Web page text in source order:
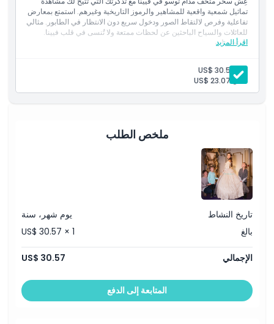
سياسة الأطفال والبالغين
ما يجب معرفته
سياسة الإلغاء
تماثيل شمعية واقعية للمشاهير والرموز التاريخية وغيرهم. استمتع بمعارض
تفاعلية وفرص لالتقاط الصور ودخول سريع دون الانتظار في الطابور. مثالي
للعائلات والسياح الباحثين عن لحظات ممتعة ولا تُنسى في قلب فيينا.
اقرأ المزيد
المتضمنات
الوصول إلى تماثيل شمعية شبيهة بالحياة لمشاهير عالميين
وشخصيات تاريخية وأساطير الموسيقى ورموز ثقافية
فرص تصوير تفاعلية في مناطق ذات طابع خاص
بالغ:
US$ 30.57
طفل: US$ 23.07
ملخص الطلب
تاريخ النشاط
يوم شهر، سنة
بالغ
US$ 30.57 × 1
الإجمالي US$ 30.57
المتابعة إلى الدفع